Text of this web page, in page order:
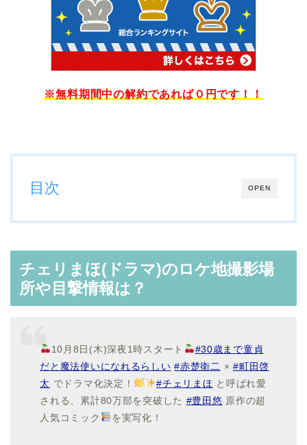
※無料期間中の解約であれば０円です！！
OPEN
目次
チェリまほ(ドラマ)のロケ地撮影場
所や目撃情報は？
10月8日(木)深夜1時スタート
#30歳まで童貞
だと魔法使いになれるらしい #赤楚衛二 ×#町田啓
太 でドラマ化決定！ #チェリまほ と呼ばれ愛
される、累計80万部を突破した #豊田悠 原作の超
人気コミック
を実写化！